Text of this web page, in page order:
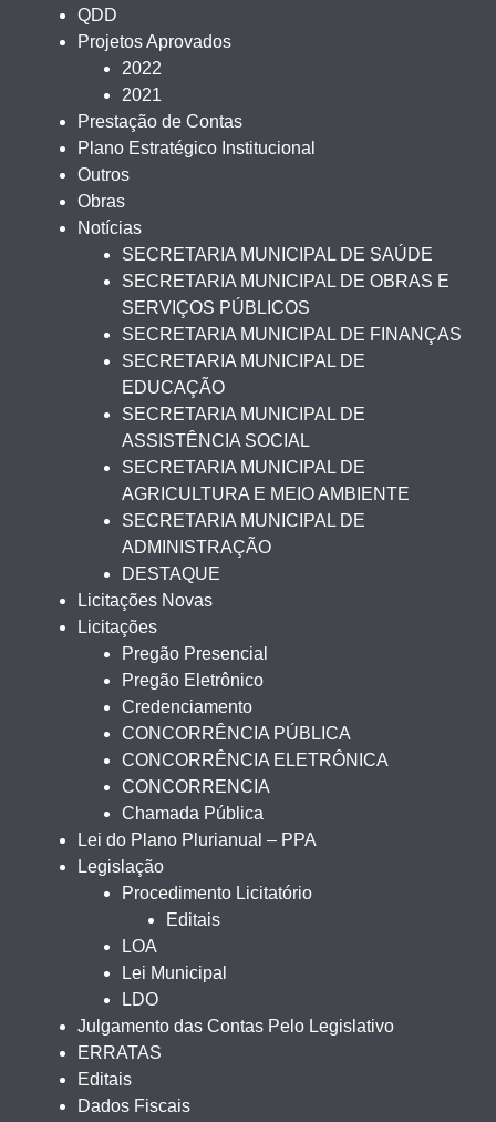
QDD
Projetos Aprovados
2022
2021
Prestação de Contas
Plano Estratégico Institucional
Outros
Obras
Notícias
SECRETARIA MUNICIPAL DE SAÚDE
SECRETARIA MUNICIPAL DE OBRAS E
SERVIÇOS PÚBLICOS
SECRETARIA MUNICIPAL DE FINANÇAS
SECRETARIA MUNICIPAL DE
EDUCAÇÃO
SECRETARIA MUNICIPAL DE
ASSISTÊNCIA SOCIAL
SECRETARIA MUNICIPAL DE
AGRICULTURA E MEIO AMBIENTE
SECRETARIA MUNICIPAL DE
ADMINISTRAÇÃO
DESTAQUE
Licitações Novas
Licitações
Pregão Presencial
Pregão Eletrônico
Credenciamento
CONCORRÊNCIA PÚBLICA
CONCORRÊNCIA ELETRÔNICA
CONCORRENCIA
Chamada Pública
Lei do Plano Plurianual – PPA
Legislação
Procedimento Licitatório
Editais
LOA
Lei Municipal
LDO
Julgamento das Contas Pelo Legislativo
ERRATAS
Editais
Dados Fiscais